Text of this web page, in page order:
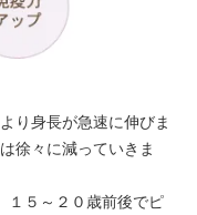
り身長が急速に伸びま
徐々に減っていきま
１５～２０歳前後でピ